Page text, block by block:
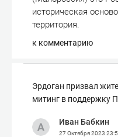
историческая
территория.
к комментарию
Эрдоган призвал
митинг в поддержку
Иван Бабкин
27 Октября 2023